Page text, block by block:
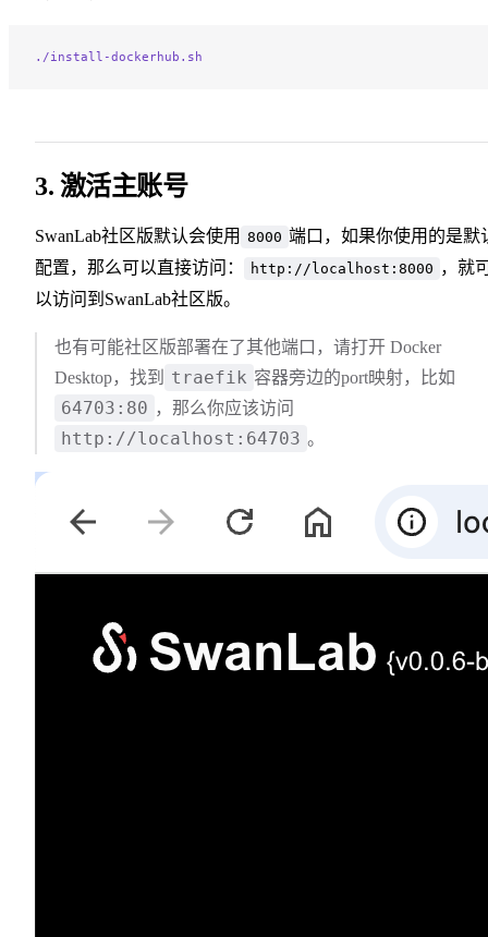
./install-dockerhub.sh
3. 激活主账号
SwanLab社区版默认会使用 8000 端口，如果你使用的是默
配置，那么可以直接访问：
http://localhost:8000 ，就
以访问到SwanLab社区版。
也有可能社区版部署在了其他端口，请打开 Docker
Desktop，找到
traefik 容器旁边的port映射，比如
64703:80 ，那么你应该访问
http://localhost:64703 。